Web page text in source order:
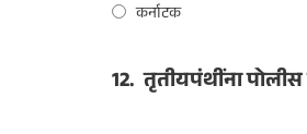
कर्नाटक
12. तृतीयपंथींना